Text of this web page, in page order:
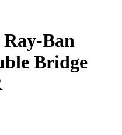
Ban
Bridge